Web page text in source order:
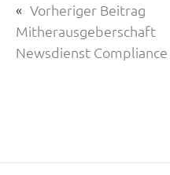
« Vorheriger Beitrag
Mitherausgeberschaft
Newsdienst Compliance